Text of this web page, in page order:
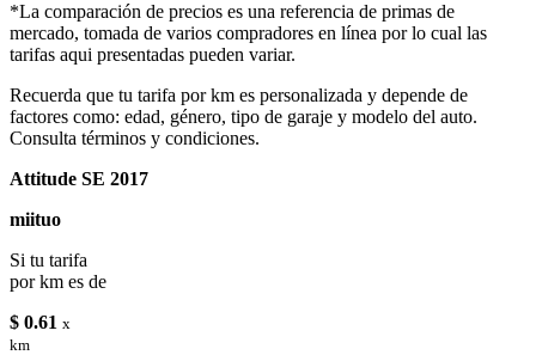
*La comparación de precios es una referencia de primas de
mercado, tomada de varios compradores en línea por lo cual las
tarifas aqui presentadas pueden variar.
Recuerda que tu tarifa por km es personalizada y depende de
factores como: edad, género, tipo de garaje y modelo del auto.
Consulta términos y condiciones.
Attitude SE 2017
miituo
Si tu tarifa
por km es de
$ 0.61 x
km